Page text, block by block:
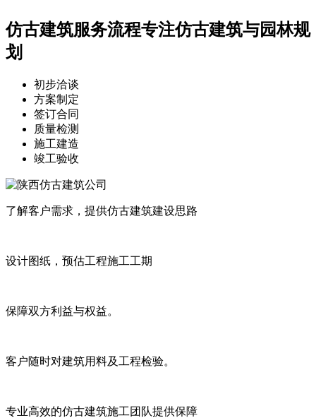
仿古建筑服务流程专注仿古建筑与园林规
划
初步洽谈
方案制定
签订合同
质量检测
施工建造
竣工验收
了解客户需求，提供仿古建筑建设思路
设计图纸，预估工程施工工期
保障双方利益与权益。
客户随时对建筑用料及工程检验。
专业高效的仿古建筑施工团队提供保障